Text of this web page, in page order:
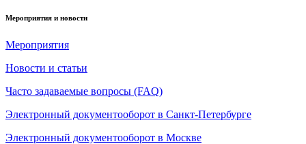
Мероприятия и новости
Мероприятия
Новости и статьи
Часто задаваемые вопросы (FAQ)
Электронный документооборот в Санкт-Петербурге
Электронный документооборот в Москве